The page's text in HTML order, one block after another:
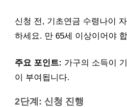
신청 전, 기초연금 수령나이
하세요. 만 65세 이상이어야
주요 포인트: 가구의 소득이
이 부여됩니다.
2단계: 신청 진행